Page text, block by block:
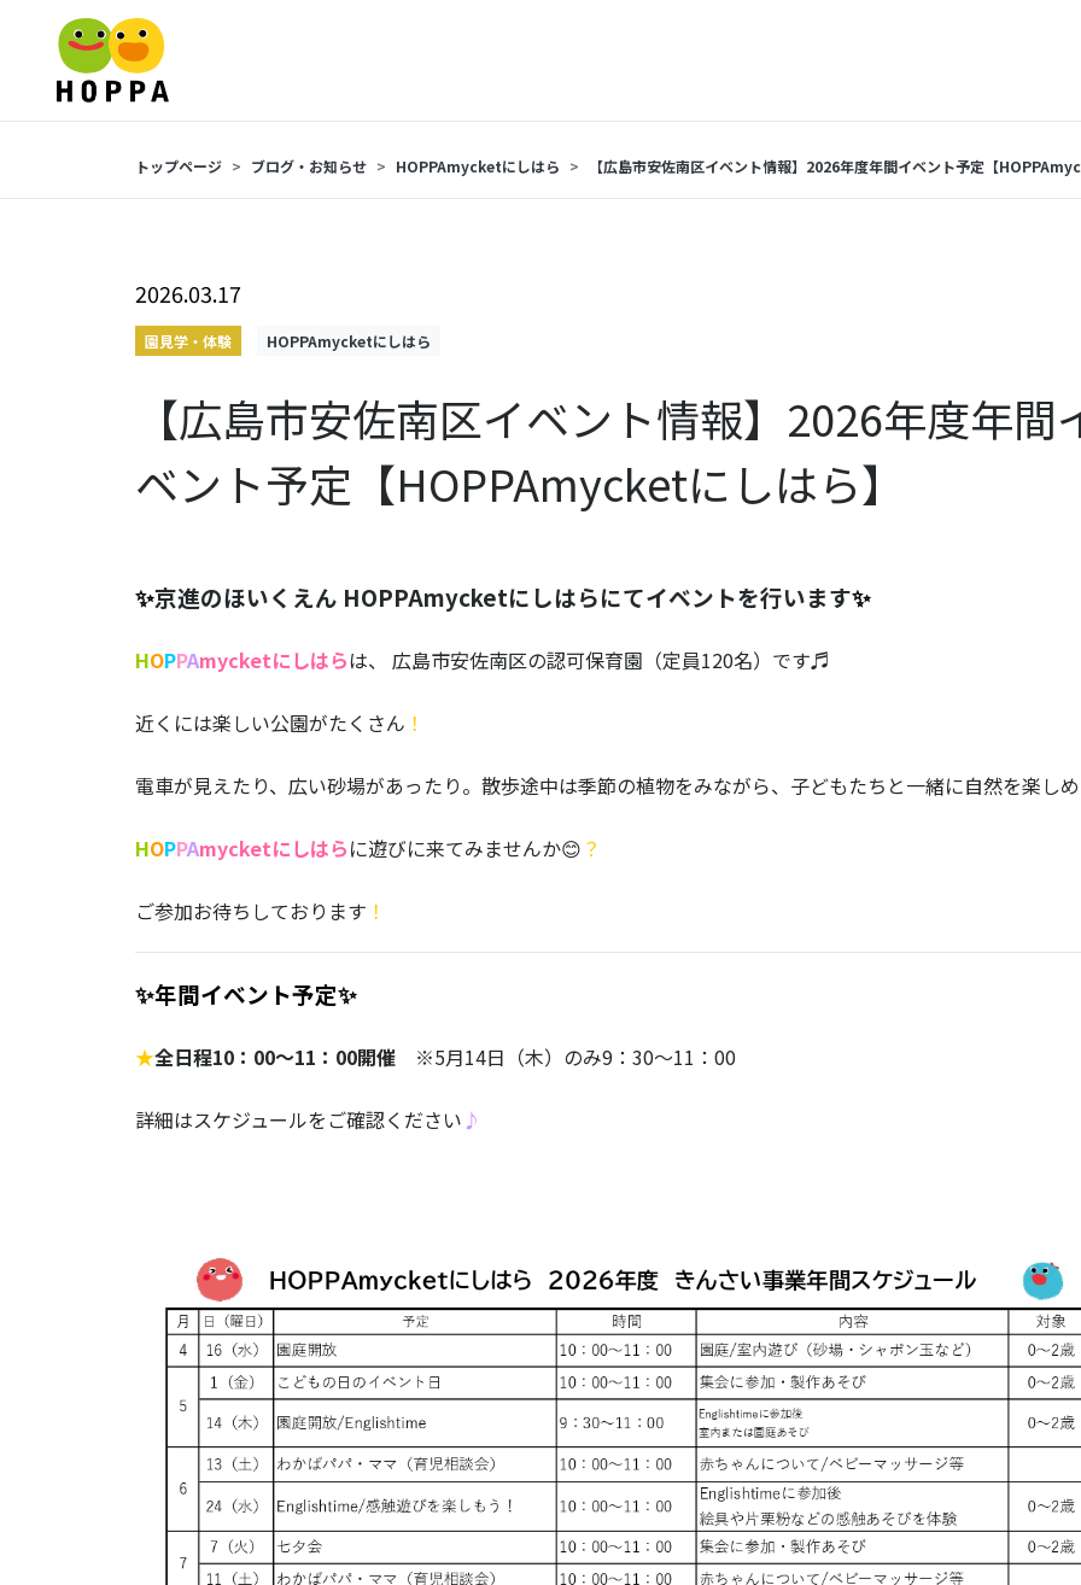
トップページ ブログ・お知らせ HOPPAmycketにしはら 【広島市安佐南区イベント情報】2026年度年間イベント予定【
2026.03.17
園見学・体験 HOPPAmycketにしはら
【広島市安佐南区イベント情報】2026年度年間
ベント予定【HOPPAmycketにしはら】
✨京進のほいくえん HOPPAmycketにしはらにてイベントを行います✨
HOPPAmycketにしはらは、 広島市安佐南区の認可保育園（定員120名）です♬
近くには楽しい公園がたくさん ！
電車が見えたり、広い砂場があったり。散歩途中は季節の植物をみながら、子どもたちと一緒に自然を楽し
HOPPAmycketにしはらに遊びに来てみませんか😊 ？
ご参加お待ちしております ！
✨年間イベント予定✨
★全日程10：00～11：00開催 ※5月14日（木）のみ9：30～11：00
詳細はスケジュールをご確認ください ♪